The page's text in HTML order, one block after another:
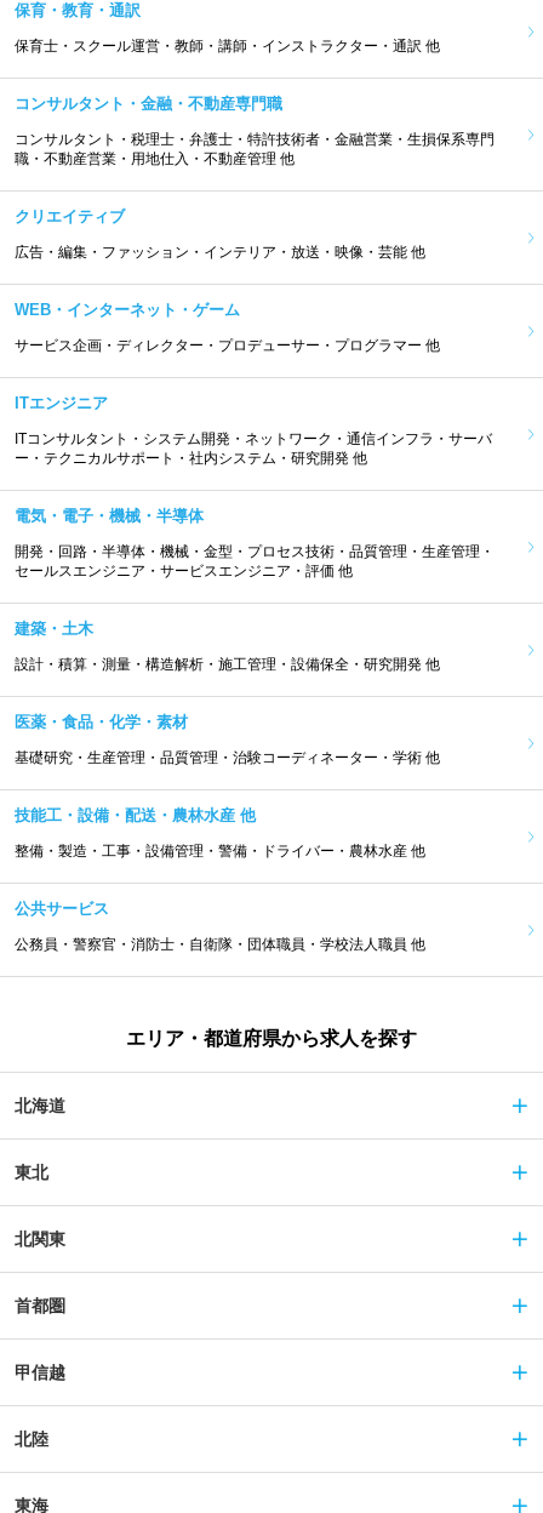
保育・教育・通訳
保育士・スクール運営・教師・講師・インストラクター・通訳 他
コンサルタント・金融・不動産専門職
コンサルタント・税理士・弁護士・特許技術者・金融営業・生損保系専門
職・不動産営業・用地仕入・不動産管理 他
クリエイティブ
広告・編集・ファッション・インテリア・放送・映像・芸能 他
WEB・インターネット・ゲーム
サービス企画・ディレクター・プロデューサー・プログラマー 他
ITエンジニア
ITコンサルタント・システム開発・ネットワーク・通信インフラ・サーバ
ー・テクニカルサポート・社内システム・研究開発 他
電気・電子・機械・半導体
開発・回路・半導体・機械・金型・プロセス技術・品質管理・生産管理・
セールスエンジニア・サービスエンジニア・評価 他
建築・土木
設計・積算・測量・構造解析・施工管理・設備保全・研究開発 他
医薬・食品・化学・素材
基礎研究・生産管理・品質管理・治験コーディネーター・学術 他
技能工・設備・配送・農林水産 他
整備・製造・工事・設備管理・警備・ドライバー・農林水産 他
公共サービス
公務員・警察官・消防士・自衛隊・団体職員・学校法人職員 他
エリア・都道府県から求人を探す
北海道
東北
北関東
首都圏
甲信越
北陸
東海